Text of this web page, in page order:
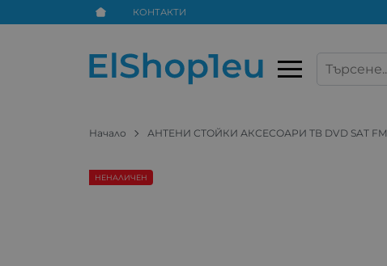
КОНТАКТИ
Начало АНТЕНИ СТОЙКИ АКСЕСОАРИ ТВ DVD SAT FM
НЕНАЛИЧЕН